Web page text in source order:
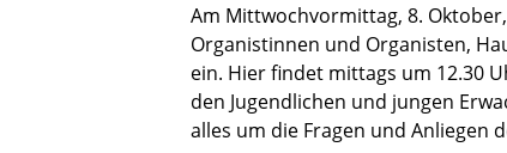
Am Mittwochvormittag, 8.
Organistinnen und Organisten,
ein. Hier findet mittags um 12.30
den Jugendlichen und jungen
alles um die Fragen und Anliegen